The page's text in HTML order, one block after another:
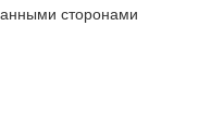
сторонами